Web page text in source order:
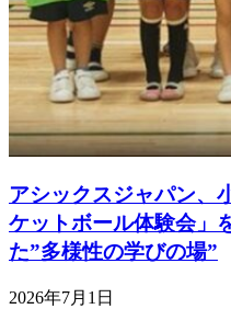
アシックスジャパン、
ケットボール体験会
た”多様性の学びの場”
2026年7月1日